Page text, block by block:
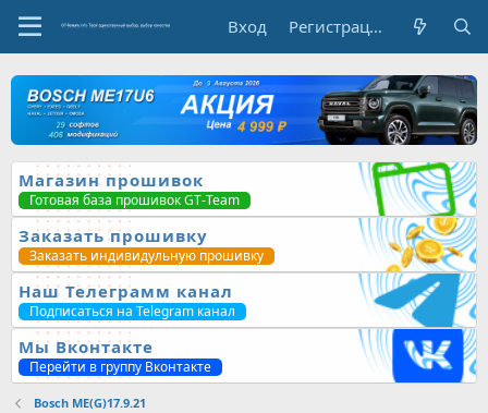
Вход Регистрация
Магазин прошивок
Готовая база прошивок GT-Team
Заказать прошивку
Заказать индивидульную прошивку
Наш Телеграмм канал
Подписаться на Telegram канал
Мы Вконтакте
Перейти в группу Вконтакте
Bosch ME(G)17.9.21